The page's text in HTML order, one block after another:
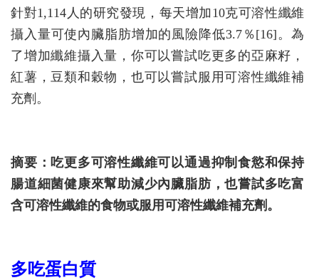
針對1,114人的研究發現，每天增加10克可溶性纖維
攝入量可使內臟脂肪增加的風險降低3.7％[16]。為
了增加纖維攝入量，你可以嘗試吃更多的亞麻籽，
紅薯，豆類和穀物，也可以嘗試服用可溶性纖維補
充劑。
摘要：吃更多可溶性纖維可以通過抑制食慾和保持
腸道細菌健康來幫助減少內臟脂肪，也嘗試多吃富
含可溶性纖維的食物或服用可溶性纖維補充劑。
多吃蛋白質